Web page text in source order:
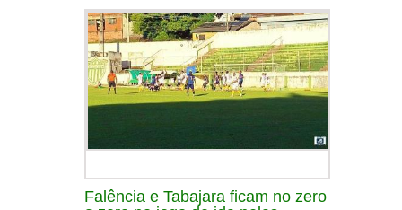
Falência e Tabajara ficam no zero